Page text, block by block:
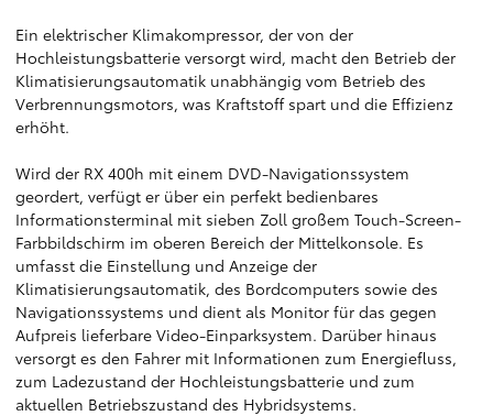
Ein elektrischer Klimakompressor, der von der
Hochleistungsbatterie versorgt wird, macht den Betrieb der
Klimatisierungsautomatik unabhängig vom Betrieb des
Verbrennungsmotors, was Kraftstoff spart und die Effizienz
erhöht.
Wird der RX 400h mit einem DVD-Navigationssystem
geordert, verfügt er über ein perfekt bedienbares
Informationsterminal mit sieben Zoll großem Touch-Screen-
Farbbildschirm im oberen Bereich der Mittelkonsole. Es
umfasst die Einstellung und Anzeige der
Klimatisierungsautomatik, des Bordcomputers sowie des
Navigationssystems und dient als Monitor für das gegen
Aufpreis lieferbare Video-Einparksystem. Darüber hinaus
versorgt es den Fahrer mit Informationen zum Energiefluss,
zum Ladezustand der Hochleistungsbatterie und zum
aktuellen Betriebszustand des Hybridsystems.